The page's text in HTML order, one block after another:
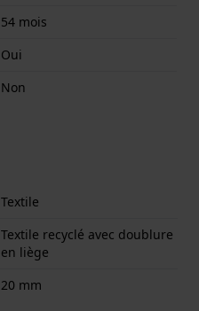
54 mois
Oui
Non
Textile
Textile recyclé avec doublure
en liège
20 mm